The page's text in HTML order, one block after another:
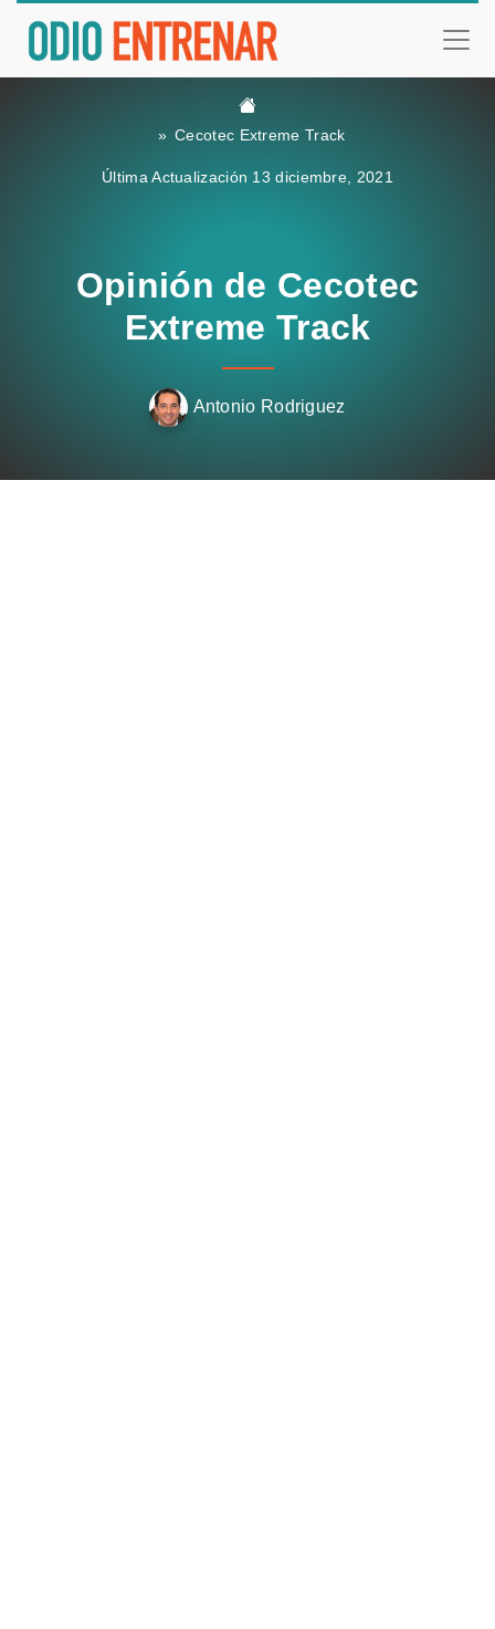
Cecotec Extreme Track
Última Actualización 13 diciembre, 2021
Opinión de Cecotec
Extreme Track
Antonio Rodriguez